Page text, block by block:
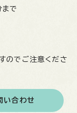
で
のでご注意くださ
い合わせ